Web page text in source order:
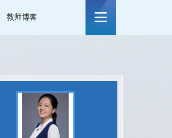
教师博客